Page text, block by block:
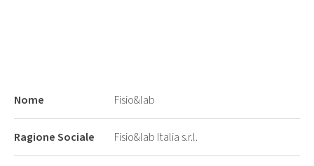
Nome Fisio&lab
Ragione Sociale Fisio&lab Italia s.r.l.